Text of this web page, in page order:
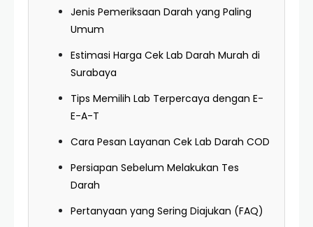
Jenis Pemeriksaan Darah yang Paling
Umum
Estimasi Harga Cek Lab Darah Murah di
Surabaya
Tips Memilih Lab Terpercaya dengan E-
E-A-T
Cara Pesan Layanan Cek Lab Darah COD
Persiapan Sebelum Melakukan Tes
Darah
Pertanyaan yang Sering Diajukan (FAQ)